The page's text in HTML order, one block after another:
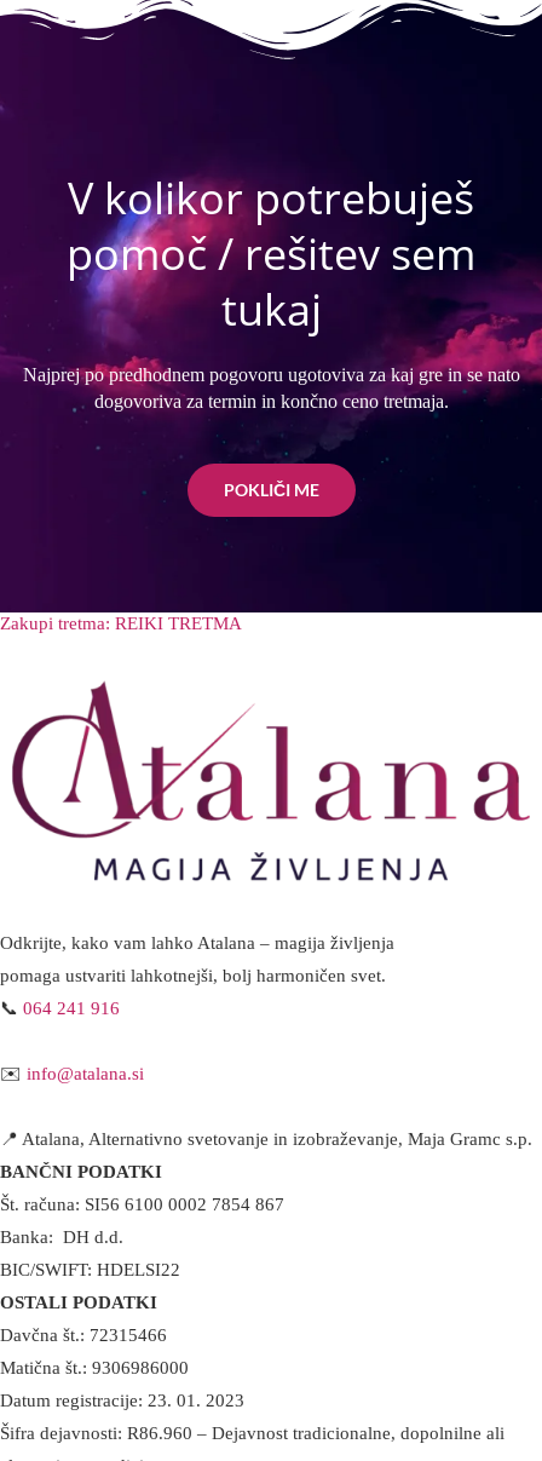
V kolikor potrebuješ
pomoč / rešitev sem
tukaj
Najprej po predhodnem pogovoru ugotoviva za kaj gre in se nato
dogovoriva za termin in končno ceno tretmaja.
POKLIČI ME
Zakupi tretma: REIKI TRETMA
Odkrijte, kako vam lahko Atalana – magija življenja
pomaga ustvariti lahkotnejši, bolj harmoničen svet.
📞 064 241 916
✉️ info@atalana.si
📍 Atalana, Alternativno svetovanje in izobraževanje, Maja Gramc s.p.
BANČNI PODATKI
Št. računa: SI56 6100 0002 7854 867
Banka: DH d.d.
BIC/SWIFT: HDELSI22
OSTALI PODATKI
Davčna št.: 72315466
Matična št.: 9306986000
Datum registracije: 23. 01. 2023
Šifra dejavnosti: R86.960 – Dejavnost tradicionalne, dopolnilne ali